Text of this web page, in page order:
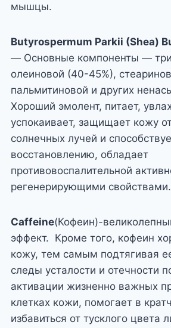
мышцы.
Butyrospermum Parkii (Shea)
— Основные компоненты —
олеиновой (40-45%),
пальмитиновой и других
Хороший эмолент, питает,
успокаивает, защищает кожу
солнечных лучей и
восстановлению, обладает
противовоспалительной
регенерирующими свойствами.
Caffeine(Кофеин)-
эффект. Кроме того, кофеин
кожу, тем самым подтягивая
следы усталости и отечности
активации жизненно важных
клетках кожи, помогает в
избавиться от тусклого цвета